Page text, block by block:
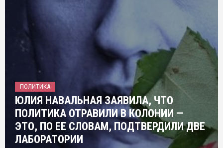
ПОЛИТИКА
ЮЛИЯ НАВАЛЬНАЯ ЗАЯВИЛА, ЧТО
ПОЛИТИКА ОТРАВИЛИ В КОЛОНИИ —
ЭТО, ПО ЕЕ СЛОВАМ, ПОДТВЕРДИЛИ ДВЕ
ЛАБОРАТОРИИ